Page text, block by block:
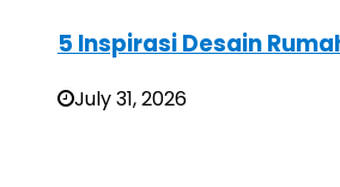
5 Inspirasi Desain
July 31, 2026